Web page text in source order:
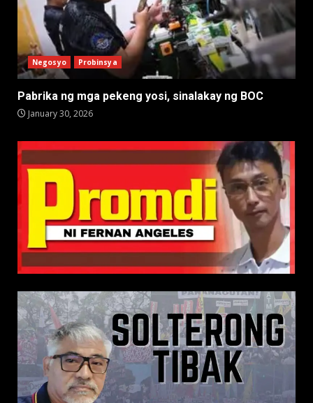
Negosyo Probinsya
Pabrika ng mga pekeng yosi, sinalakay ng BOC
January 30, 2026